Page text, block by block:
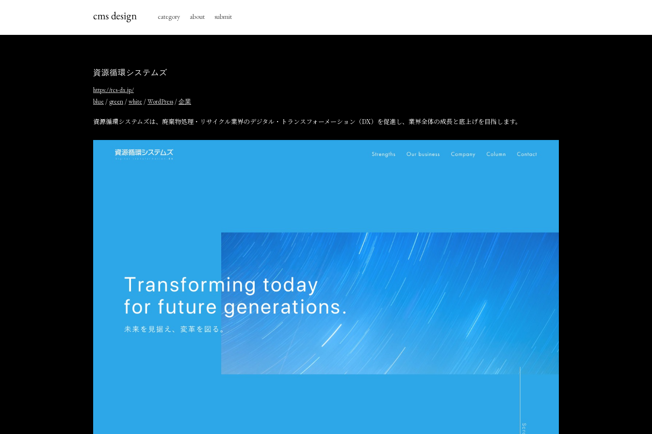
category about submit
資源循環システムズ
https://rcs-dx.jp/
blue / green /white /WordPress /企業
資源循環システムズは、廃棄物処理・リサイクル業界のデジタル・トランスフォーメーション（DX）を促進し、業界全体の成長と底上げを目指します。